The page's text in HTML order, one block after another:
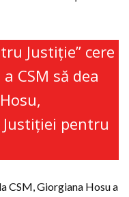
Justiție” cere
CSM să dea
pentru
CSM, Giorgiana Hosu a